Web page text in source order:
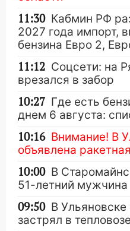
11:30 Кабмин РФ
2027 года импорт,
бензина Евро 2,
11:12 Соцсети: на
врезался в забор
10:27 Где есть
днем 6 августа:
10:16 Внимание! В
объявлена
10:00 В
51-летний мужчина
09:50 В
застрял в тепловозе